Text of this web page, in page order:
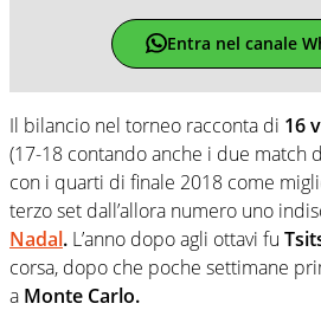
Entra nel canale
Il bilancio nel torneo racconta di 16
(17-18 contando anche i due match
con i quarti di finale 2018 come
terzo set dall’allora numero uno
Nadal. L’anno dopo agli ottavi fu
corsa, dopo che poche settimane
a Monte Carlo.